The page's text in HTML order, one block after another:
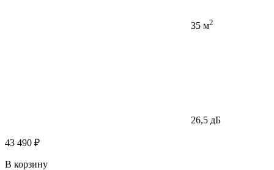
35 м2
26,5 дБ
43 490 ₽
В корзину